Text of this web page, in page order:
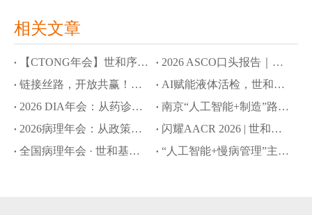
相关文章
【CTONG年会】世和序语大模型、OncoMind多智能体解锁新药研发与精准诊疗新范式
2026 ASCO口头报告｜世和基因AI大语言模型拓展肿瘤早筛与MRD监测应用边界
链接丝路，开放共赢！世和基因亮相第十届丝博会
AI赋能液体活检，世和基因8项成果入选ASCO口头报告和壁报
2026 DIA年会：从药诊协同到全球合规，世和基因赋能CDx创新开发新路径
南京“人工智能+制造”路演：世和基因以AI驱动创新药研发提速
2026病理年会：从政策破局到院内落地，世和基因引领NGS创新转化路径
闪耀AACR 2026 | 世和基因以创新技术推动肿瘤精准诊疗新突破
全国病理年会 · 世和基因专题会：共探政策赋能下的NGS创新与落地之路
“人工智能+慢病管理”主题沙龙：世和基因分享AI多癌早筛新策略